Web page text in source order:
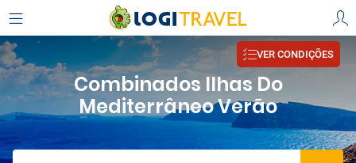
VER CONDIÇÕES
Combinados Ilhas Do
Mediterrâneo Verão